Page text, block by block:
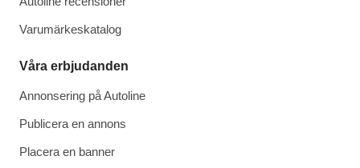
Varumärkeskatalog
Våra erbjudanden
Annonsering på Autoline
Publicera en annons
Placera en banner